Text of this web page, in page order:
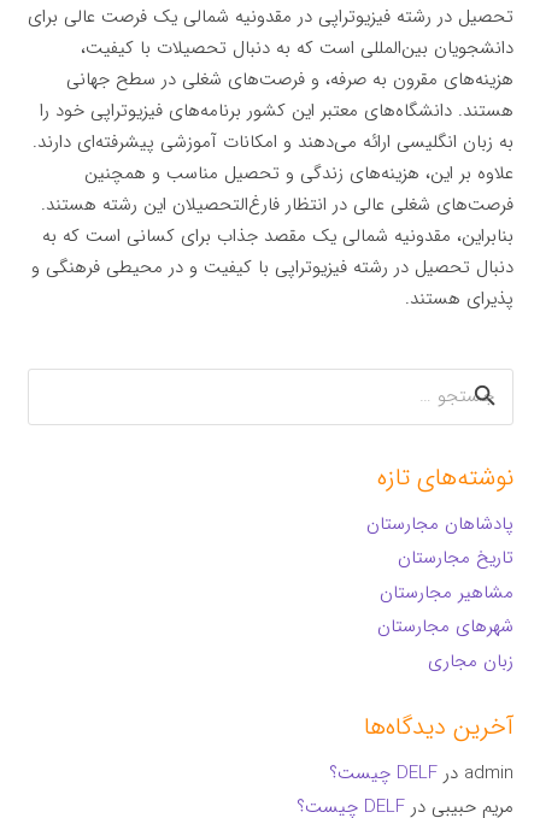
تحصیل در رشته فیزیوتراپی در مقدونیه شمالی یک فرصت عالی برای
دانشجویان بین‌المللی است که به دنبال تحصیلات با کیفیت،
هزینه‌های مقرون به صرفه، و فرصت‌های شغلی در سطح جهانی
هستند. دانشگاه‌های معتبر این کشور برنامه‌های فیزیوتراپی خود را
به زبان انگلیسی ارائه می‌دهند و امکانات آموزشی پیشرفته‌ای دارند.
علاوه بر این، هزینه‌های زندگی و تحصیل مناسب و همچنین
فرصت‌های شغلی عالی در انتظار فارغ‌التحصیلان این رشته هستند.
بنابراین، مقدونیه شمالی یک مقصد جذاب برای کسانی است که به
دنبال تحصیل در رشته فیزیوتراپی با کیفیت و در محیطی فرهنگی و
پذیرای هستند.
جستجو
برای:
نوشته‌های تازه
پادشاهان مجارستان
تاریخ مجارستان
مشاهیر مجارستان
شهرهای مجارستان
زبان مجاری
آخرین دیدگاه‌ها
admin درDELF چیست؟
مریم حبیبی درDELF چیست؟